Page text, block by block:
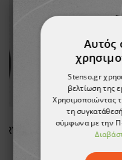
Αυτός
Stenso.gr
βελτίωση της
Χρησιμοποιώντας
τη
σύμφωνα με την